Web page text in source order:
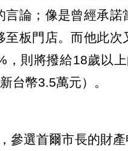
言論；像是曾經承諾
至板門店。而他此
，則將撥給18歲以
台幣3.5萬元）。
參選首爾市長的財